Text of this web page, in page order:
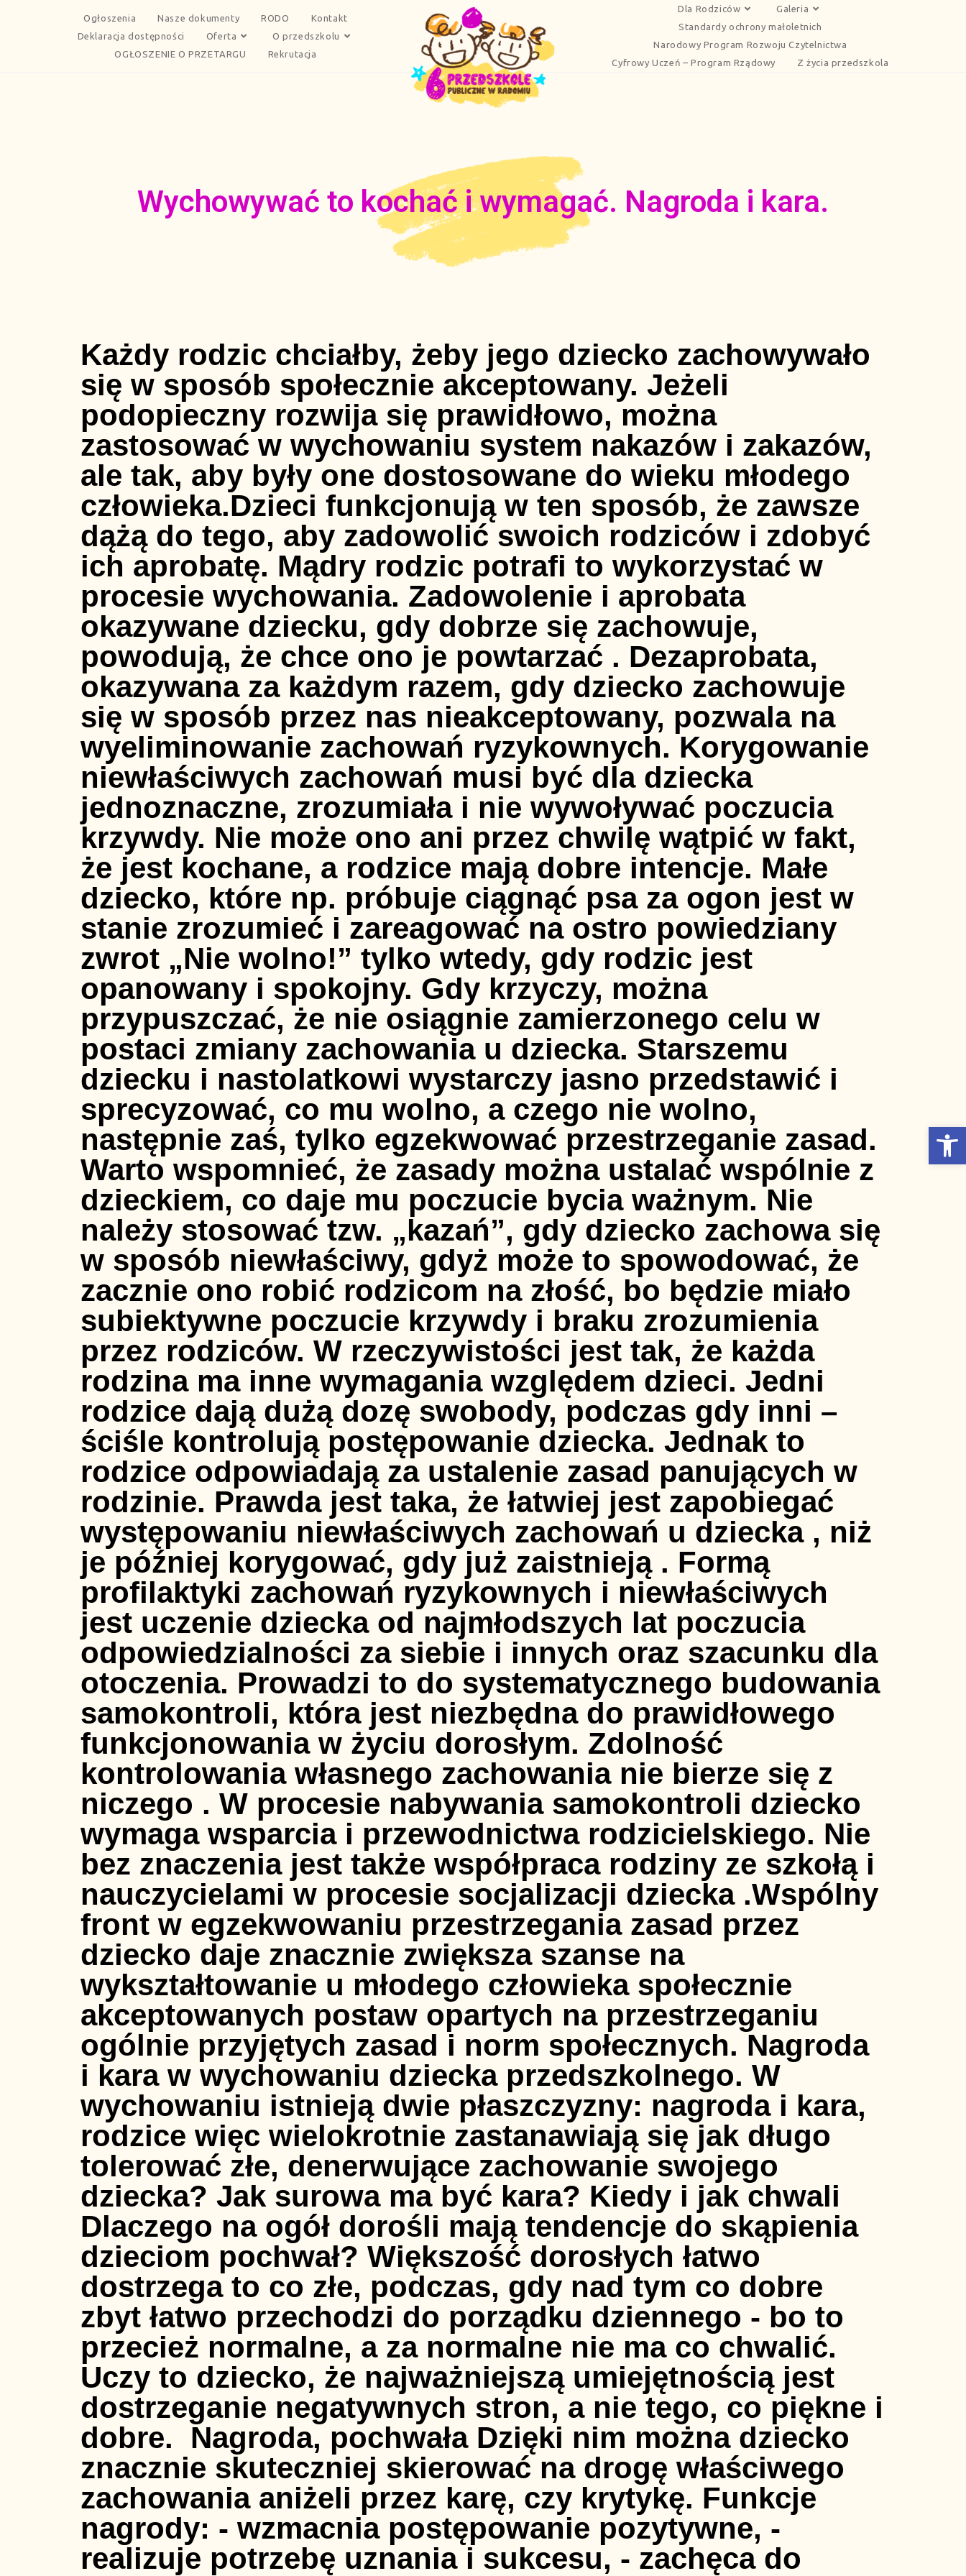
Otwórz Pasek narzędzi
Ogłoszenia Nasze dokumenty RODO
Kontakt
Deklaracja dostępności
Oferta
O przedszkolu
OGŁOSZENIE O PRZETARGU
Rekrutacja
Dla Rodziców
Galeria
Standardy ochrony małoletnich
Narodowy Program Rozwoju Czytelnictwa
Cyfrowy Uczeń – Program Rządowy
Z życia przedszkola
Wychowywać to kochać i wymagać. Nagroda i kara.
Każdy rodzic chciałby, żeby jego dziecko zachowywało się w sposób społecznie akceptowany. Jeżeli podopieczny rozwija się prawidłowo, można zastosować w wychowaniu system nakazów i zakazów, ale tak, aby były one dostosowane do wieku młodego człowieka.Dzieci funkcjonują w ten sposób, że zawsze dążą do tego, aby zadowolić swoich rodziców i zdobyć ich aprobatę. Mądry rodzic potrafi to wykorzystać w procesie wychowania. Zadowolenie i aprobata okazywane dziecku, gdy dobrze się zachowuje, powodują, że chce ono je powtarzać . Dezaprobata, okazywana za każdym razem, gdy dziecko zachowuje się w sposób przez nas nieakceptowany, pozwala na wyeliminowanie zachowań ryzykownych. Korygowanie niewłaściwych zachowań musi być dla dziecka jednoznaczne, zrozumiała i nie wywoływać poczucia krzywdy. Nie może ono ani przez chwilę wątpić w fakt, że jest kochane, a rodzice mają dobre intencje. Małe dziecko, które np. próbuje ciągnąć psa za ogon jest w stanie zrozumieć i zareagować na ostro powiedziany zwrot „Nie wolno!” tylko wtedy, gdy rodzic jest opanowany i spokojny. Gdy krzyczy, można przypuszczać, że nie osiągnie zamierzonego celu w postaci zmiany zachowania u dziecka. Starszemu dziecku i nastolatkowi wystarczy jasno przedstawić i sprecyzować, co mu wolno, a czego nie wolno, następnie zaś, tylko egzekwować przestrzeganie zasad. Warto wspomnieć, że zasady można ustalać wspólnie z dzieckiem, co daje mu poczucie bycia ważnym. Nie należy stosować tzw. „kazań”, gdy dziecko zachowa się w sposób niewłaściwy, gdyż może to spowodować, że zacznie ono robić rodzicom na złość, bo będzie miało subiektywne poczucie krzywdy i braku zrozumienia przez rodziców. W rzeczywistości jest tak, że każda rodzina ma inne wymagania względem dzieci. Jedni rodzice dają dużą dozę swobody, podczas gdy inni – ściśle kontrolują postępowanie dziecka. Jednak to rodzice odpowiadają za ustalenie zasad panujących w rodzinie. Prawda jest taka, że łatwiej jest zapobiegać występowaniu niewłaściwych zachowań u dziecka , niż je później korygować, gdy już zaistnieją . Formą profilaktyki zachowań ryzykownych i niewłaściwych jest uczenie dziecka od najmłodszych lat poczucia odpowiedzialności za siebie i innych oraz szacunku dla otoczenia. Prowadzi to do systematycznego budowania samokontroli, która jest niezbędna do prawidłowego funkcjonowania w życiu dorosłym. Zdolność kontrolowania własnego zachowania nie bierze się z niczego . W procesie nabywania samokontroli dziecko wymaga wsparcia i przewodnictwa rodzicielskiego. Nie bez znaczenia jest także współpraca rodziny ze szkołą i nauczycielami w procesie socjalizacji dziecka .Wspólny front w egzekwowaniu przestrzegania zasad przez dziecko daje znacznie zwiększa szanse na wykształtowanie u młodego człowieka społecznie akceptowanych postaw opartych na przestrzeganiu ogólnie przyjętych zasad i norm społecznych. Nagroda i kara w wychowaniu dziecka przedszkolnego. W wychowaniu istnieją dwie płaszczyzny: nagroda i kara, rodzice więc wielokrotnie zastanawiają się jak długo tolerować złe, denerwujące zachowanie swojego dziecka? Jak surowa ma być kara? Kiedy i jak chwali Dlaczego na ogół dorośli mają tendencje do skąpienia dzieciom pochwał? Większość dorosłych łatwo dostrzega to co złe, podczas, gdy nad tym co dobre zbyt łatwo przechodzi do porządku dziennego - bo to przecież normalne, a za normalne nie ma co chwalić. Uczy to dziecko, że najważniejszą umiejętnością jest dostrzeganie negatywnych stron, a nie tego, co piękne i dobre. Nagroda, pochwała Dzięki nim można dziecko znacznie skuteczniej skierować na drogę właściwego zachowania aniżeli przez karę, czy krytykę. Funkcje nagrody: - wzmacnia postępowanie pozytywne, - realizuje potrzebę uznania i sukcesu, - zachęca do podejmowania coraz trudniejszych zadań. Zasady skutecznych pochwał: - pochwała nie powinna zawierać żadnego elementu krytyki ("No widzisz? dlaczego nie może tak być za każdym razem?"), - pochwała powinna być konkretna i opisowa (dorosły opisuje z uznaniem, co widzi lub czuje), - pochwała powinna być proporcjonalna do włożonego przez dziecko wysiłku, - pożądane zachowania dziecka muszą być systematycznie chwalne. Rodzaje stosowanych nagród: - słowna aprobata postępowania dziecka, - uśmiech, - przytulenie, - wspólne atrakcyjne spędzenie czasu, np. wycieczka, - nagroda rzeczowa kojarzona przez dziecko z tym, za co ją otrzymało. Kilka zaleceń dotyczących pochwał: a) Upewnij się, czy twoja pochwała jest dostosowana do wieku dziecka. Kiedy małemu dziecku mówisz: "Widzę, że codziennie myjesz zęby", doświadcza ono dumy ze swojego zachowania. Jeżeli powiedz to samo do nastolatka, może czuć się urażony. b) Unikaj takiej pochwały, w której ukryta jest poprzednia słabość dziecka lub niepowodzenie: "A więc w końcu zagrałeś ten kawałek, tak jak powinieneś", "Wyglądasz dzisiaj ładniej niż wczoraj". c) Rujnuje najlepszą pochwałę wyraz "ale". "Cieszę się, że posprzątałeś łazienkę, ale szkoda, że wanna jest źle umyta". d) Lepiej unikać komunikatów: "Jestem z ciebie taka dumna", "Wiedziałam, że sobie z tym poradzisz" - wtedy bowiem dajemy wyraz bardziej własnej pewności siebie niż chwalimy dziecko. Lepiej powiedzieć "To było naprawdę trudne ćwiczenie. Możesz być z siebie dumny, że je wykonałeś". Pamiętaj: To nieprawda, że są dzieci, których nie ma za co chwalić. W każdym można dostrzec coś dobrego - trzeba tylko chcieć to dostrzec! Pochwała buduje w dziecku szacunek do samego siebie. Pochwały i zachęty: - pomagają dziecku w kształtowaniu samooceny, - dodają wiary we własne możliwości, - pomagają lepiej radzić sobie z problemami, - dają poczucie bezpieczeństwa. Sposób, w jaki chwalimy, nie jest obojętny. Nie każda pochwała jest dobra, nie każda powoduje zamierzony przez nas skutek. Lepiej zatem opisywać niż wychwalać. Przy wychwalaniu mogą pojawić się mieszane uczucia: zwątpienie w wiarygodność osoby chwalącej, niepokój, zaprzeczenie, skoncentrowanie się na własnej słabości. Czy warto chwalić dziecko? Chwalenie dziecka na pewno powinno być umiarkowane. Nie możemy go unikać – często rodzice nie chwalą, by dziecko nie spoczęło na laurach, by nadal się starało. Tymczasem chwalenie sprawia, że podejmuje ono coraz to nowe wyzwania. Samoocena dziecka Dzieci budują obraz własnej osoby w dużej mierze na podstawie tego, co słyszą na swój temat od innych, zwłaszcza znaczących dla nich osób. Rodzice, opiekunowie mogą więc bardzo wpłynąć na samoocenę dziecka. Dzieci, często ganione, mogą łatwo zapomnieć o swoich mocnych stronach. Doceniając starania i chwaląc dziecko, rozwijamy w nim odwagę. W jaki sposób nie chwalić dziecka? Pochwała powinna wywoływać pozytywne uczucia. Mieszane uczucia mogą powstać, jeśli chwaląc zostaniemy odebrani jako niewiarygodni lub wywołamy w chwalonej osobie zaprzeczenie czy obawę. Pochwały nie powinny też przywodzić na myśl naszej słabości czy wywołać niepokój, jak damy sobie radę następnym razem. Jak chwalić dziecko? Słowa, które oceniają mogą sprawić, że pochwała nie przyniesie zamierzonego efektu. Nie znaczy to, że należy rezygnować z naturalnych odruchów. Można jednak wzbogacić swoją wypowiedź. Zamiast „Jak pięknie posprzątałaś zabawki. Dobra dziewczynka.”, można powiedzieć: „Widzę, że wykonałaś dużo pracy. Klocki w pudełku, książki na półce, ubrania w szafie. Miło wejść do takiego pokoju.” Dzięki budowaniu pochwał w ten sposób, dzieci stają się bardziej świadome swoich możliwości, tego, co potrafią,. Bardziej szczegółowe wypowiedzi utwierdzają też dziecko w przekonaniu, że rodzic rzeczywiście dostrzegł jego sukces. Dziecko też ma prawo do błędów Dziecko ma prawo do niepowodzenia. Nadmierne chwalenie, codzienne, kilkakrotne zachwycanie się jego talentami, sukcesami, przesadny entuzjazm, przyniesie efekt odwrotny do zamierzonego. Dziecko może czuć dużą presję, myśleć, że nie ma prawa do błędu, bać się porażki. Bądźmy uczciwi Najczęściej rodzice lubią chwalić swoje dzieci, a dzieci chcą być chwalone. Trzeba jednak pamiętać o tym, że wszyscy chcemy być traktowani uczciwie. Z czasem dzieci same rozpoznają, co jest godne pochwały, a co nie. Wspomogą je w tym także inne osoby, które mogą oceniać ich dzieła krytyczniej niż rodzice. Jeśli w takiej sytuacji rodzice będą próbowali wmówić, że wszystko, co dziecko robi, jest najlepsze na świecie, pochwały stracą swoją wartość. Doceniajmy to, co warto docenić Czasem trudno pochwalić efekt. Jednak, gdy dziecko włożyło w coś dużo starań, warto powiedzieć „podoba mi się, jak bardzo się starałeś!”. To dla niego może być ważne w osiągnięciu sukcesu w postaci końcowego efektu. Pomyślmy o tym, żeby dziecko nie zostało z poczuciem „no i co, że się starałem, skoro nie wyszło?”. Chwalmy to, co jest ważne Warto dzieci chwalić często, ale liczba pochwał powoduje, że są one mniej lub więcej warte. Przyglądajmy się momentom, w których dzieciom na czymś wyjątkowo zależy. Zwłaszcza wtedy dzieci potrzebują podkreślenia tego, co im się udało. Ponadto przekażemy w ten sposób im informację, że szanujemy ich potrzeby. Dla dzieci nasze dobre słowo jest bardziej zachęcające do różnych zachowań niż nagana za ich brak. O czym powinien pamiętać chwalący rodzic: 1. Twoje dziecko robi mnóstwo rzeczy wartych pochwały. 2. Chwal uczciwie. 3. Pamiętaj o wpływie chwalenia na dziecko. 4. Doceniaj nie tylko rezultaty, ale i pracę. 5. Podpowiedz dziecku, jeśli samo nie potrafi osiągnąć celu, ale go nie wyręczaj. 6. Chwal osiągnięcia ważne i trudne dla dziecka, by wspierać jego samodzielność. 7. Chwal rzeczy ważne dla nas, by zasygnalizować dziecku swoje potrzeby. 8. Nie chwal wszystkiego bezkrytycznie. 9. Miłość do dziecka okazuj na różne sposoby. Pochwała dobra, czyli szczera Jest jeszcze jedna ważna rzecz. Nie oszczędzaj dziecku pochwał. Pamiętaj jednak, że muszą być one szczere! W przypadku, gdy mu się coś nie uda nie mów, że jest super. Nie uwierzy Ci. Chwalenie dziecka na pewno powinno być umiarkowane. Nie możemy go unikać – często rodzice nie chwalą, by dziecko nie spoczęło na laurach, by nadal się starało. Tymczasem chwalenie znacznie zwi